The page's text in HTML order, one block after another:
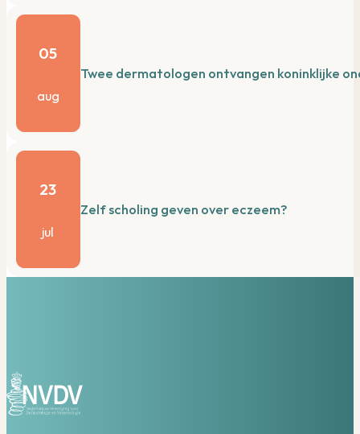
Twee dermatologen ontvangen koninklijke
05
aug
Zelf scholing geven over eczeem?
23
jul